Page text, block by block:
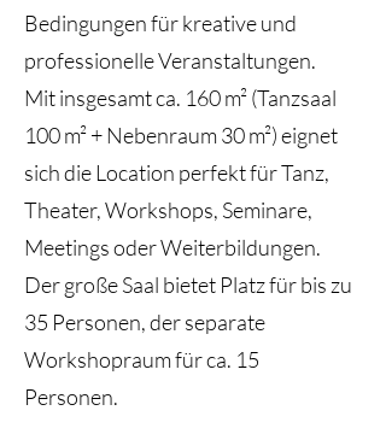
Bedingungen für kreative und
professionelle Veranstaltungen.
Mit insgesamt ca. 160 m² (Tanzsaal
100 m² + Nebenraum 30 m²) eignet
sich die Location perfekt für Tanz,
Theater, Workshops, Seminare,
Meetings oder Weiterbildungen.
Der große Saal bietet Platz für bis zu
35 Personen, der separate
Workshopraum für ca. 15
Personen.